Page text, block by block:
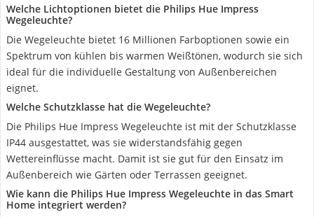
Welche Lichtoptionen bietet die Philips Hue Impress
Wegeleuchte?
Die Wegeleuchte bietet 16 Millionen Farboptionen sowie ein
Spektrum von kühlen bis warmen Weißtönen, wodurch sie sich
ideal für die individuelle Gestaltung von Außenbereichen
eignet.
Welche Schutzklasse hat die Wegeleuchte?
Die Philips Hue Impress Wegeleuchte ist mit der Schutzklasse
IP44 ausgestattet, was sie widerstandsfähig gegen
Wettereinflüsse macht. Damit ist sie gut für den Einsatz im
Außenbereich wie Gärten oder Terrassen geeignet.
Wie kann die Philips Hue Impress Wegeleuchte in das Smart
Home integriert werden?